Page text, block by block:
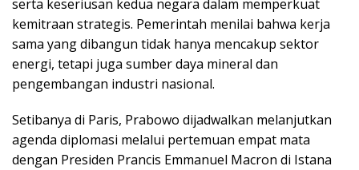
serta keseriusan kedua negara dalam memperkuat
kemitraan strategis. Pemerintah menilai bahwa kerja
sama yang dibangun tidak hanya mencakup sektor
energi, tetapi juga sumber daya mineral dan
pengembangan industri nasional.
Setibanya di Paris, Prabowo dijadwalkan melanjutkan
agenda diplomasi melalui pertemuan empat mata
dengan Presiden Prancis Emmanuel Macron di Istana